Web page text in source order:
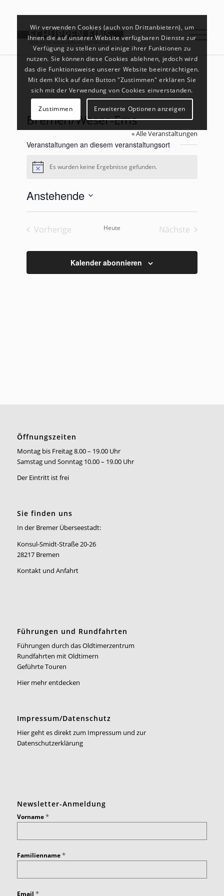
Bremen/Weser-Ems
« Alle Veranstaltungen
Veranstaltungen an diesem veranstaltungsort
HinweisEs wurden keine Ergebnisse gefunden.
Anstehende
Vorherige
Heute
Nächste
Kalender abonnieren
Öffnungszeiten
Montag bis Freitag 8.00 – 19.00 Uhr
Samstag und Sonntag 10.00 – 19.00 Uhr
Der Eintritt ist frei
Sie finden uns
In der Bremer Überseestadt:
Konsul-Smidt-Straße 20-26
28217 Bremen
Kontakt und Anfahrt
Führungen und Rundfahrten
Führungen durch das Oldtimerzentrum
Rundfahrten mit Oldtimern
Geführte Touren
Hier mehr entdecken
Impressum/Datenschutz
Hier geht es direkt zum Impressum und zur
Datenschutzerklärung
Newsletter-Anmeldung
Vorname*
Familienname*
Email *
Wir verwenden Cookies (auch von Drittanbietern), um
Ihnen die auf unserer Website verfügbaren Dienste zur
Verfügung zu stellen und einige ihrer Funktionen zu
nutzen. Sie können diese Cookies ablehnen, jedoch wird
das die Funktionsweise unserer Website beeinträchtigen.
Mit dem Klick auf den Button "Zustimmen" erklären Sie
sich mit der Verwendung von Cookies einverstanden.
Zustimmen Erweiterte Optionen anzeigen